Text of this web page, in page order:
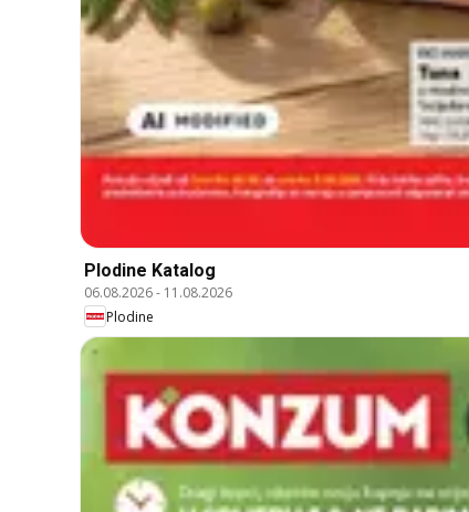
Plodine Katalog
06.08.2026- 11.08.2026
Plodine